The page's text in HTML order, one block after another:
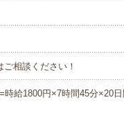
相談ください！
時給1800円×7時間45分×20日